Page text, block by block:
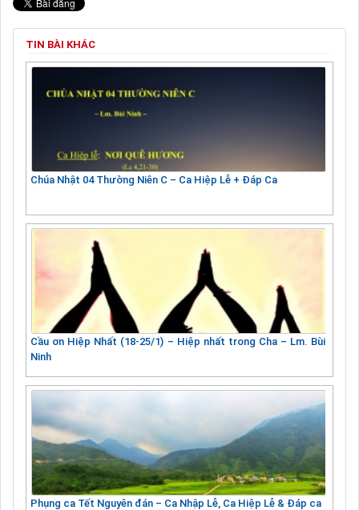
TIN BÀI KHÁC
Chúa Nhật 04 Thường Niên C – Ca Hiệp Lễ + Đáp Ca
Cầu ơn Hiệp Nhất (18-25/1) – Hiệp nhất trong Cha – Lm. Bùi
Ninh
Phụng ca Tết Nguyên đán – Ca Nhập Lễ, Ca Hiệp Lễ & Đáp ca